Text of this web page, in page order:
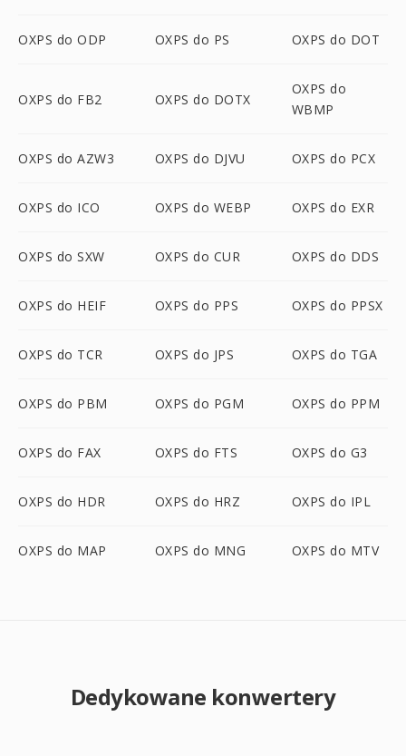
OXPS do ODP OXPS do PS OXPS do DOT
OXPS do FB2 OXPS do DOTX
OXPS do
WBMP
OXPS do AZW3 OXPS do DJVU OXPS do PCX
OXPS do ICO OXPS do WEBP OXPS do EXR
OXPS do SXW OXPS do CUR OXPS do DDS
OXPS do HEIF OXPS do PPS OXPS do PPSX
OXPS do TCR OXPS do JPS OXPS do TGA
OXPS do PBM OXPS do PGM OXPS do PPM
OXPS do FAX OXPS do FTS OXPS do G3
OXPS do HDR OXPS do HRZ OXPS do IPL
OXPS do MAP OXPS do MNG OXPS do MTV
Dedykowane konwertery